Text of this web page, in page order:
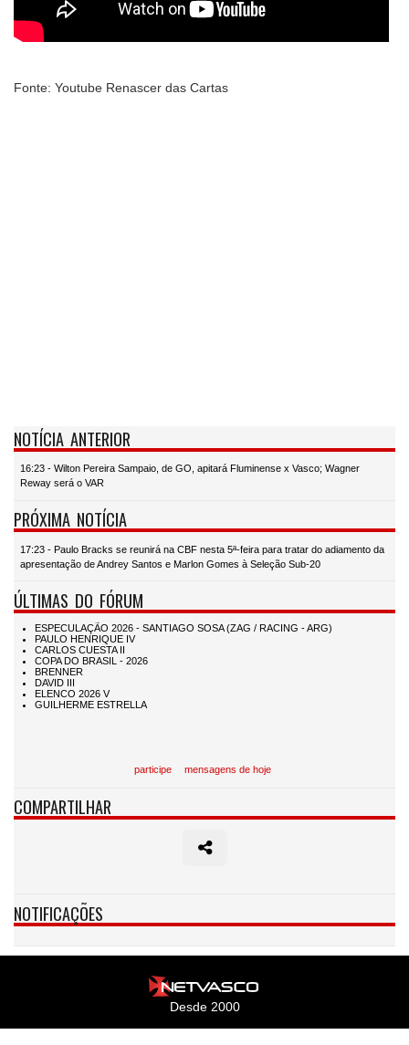
Fonte: Youtube Renascer das Cartas
NOTÍCIA ANTERIOR
16:23 - Wilton Pereira Sampaio, de GO, apitará Fluminense x Vasco; Wagner
Reway será o VAR
PRÓXIMA NOTÍCIA
17:23 - Paulo Bracks se reunirá na CBF nesta 5ª-feira para tratar do adiamento da
apresentação de Andrey Santos e Marlon Gomes à Seleção Sub-20
ÚLTIMAS DO FÓRUM
participe mensagens de hoje
COMPARTILHAR
NOTIFICAÇÕES
Desde 2000